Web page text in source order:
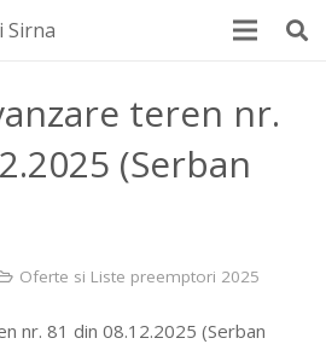
Sirna
teren nr.
(Serban
Oferte si Liste preemptori 2025
nr. 81 din 08.12.2025 (Serban